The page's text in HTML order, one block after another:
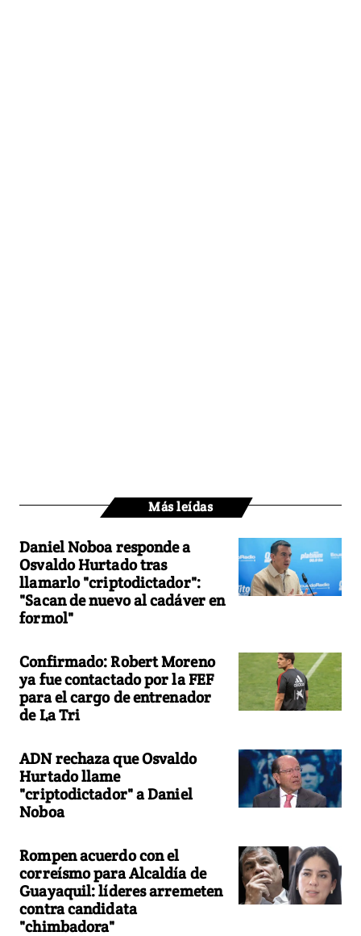
Más leídas
Daniel Noboa responde a
Osvaldo Hurtado tras
llamarlo "criptodictador":
"Sacan de nuevo al cadáver en
formol"
Confirmado: Robert Moreno
ya fue contactado por la FEF
para el cargo de entrenador
de La Tri
ADN rechaza que Osvaldo
Hurtado llame
"criptodictador" a Daniel
Noboa
Rompen acuerdo con el
correísmo para Alcaldía de
Guayaquil: líderes arremeten
contra candidata
"chimbadora"